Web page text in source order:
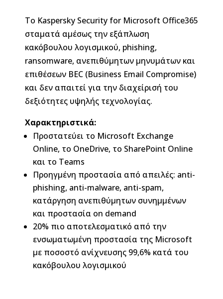
Το Kaspersky Security for Microsoft Office365
σταματά αμέσως την εξάπλωση
κακόβουλου λογισμικού, phishing,
ransomware, ανεπιθύμητων μηνυμάτων και
επιθέσεων BEC (Business Email Compromise)
και δεν απαιτεί για την διαχείρισή του
δεξιότητες υψηλής τεχνολογίας.
Χαρακτηριστικά:
Προστατεύει το Microsoft Exchange
Online, το OneDrive, το SharePoint Online
και το Τeams
Προηγμένη προστασία από απειλές: anti-
phishing, anti-malware, anti-spam,
κατάργηση ανεπιθύμητων συνημμένων
και προστασία on demand
20% πιο αποτελεσματικό από την
ενσωματωμένη προστασία της Microsoft
με ποσοστό ανίχνευσης 99,6% κατά του
κακόβουλου λογισμικού